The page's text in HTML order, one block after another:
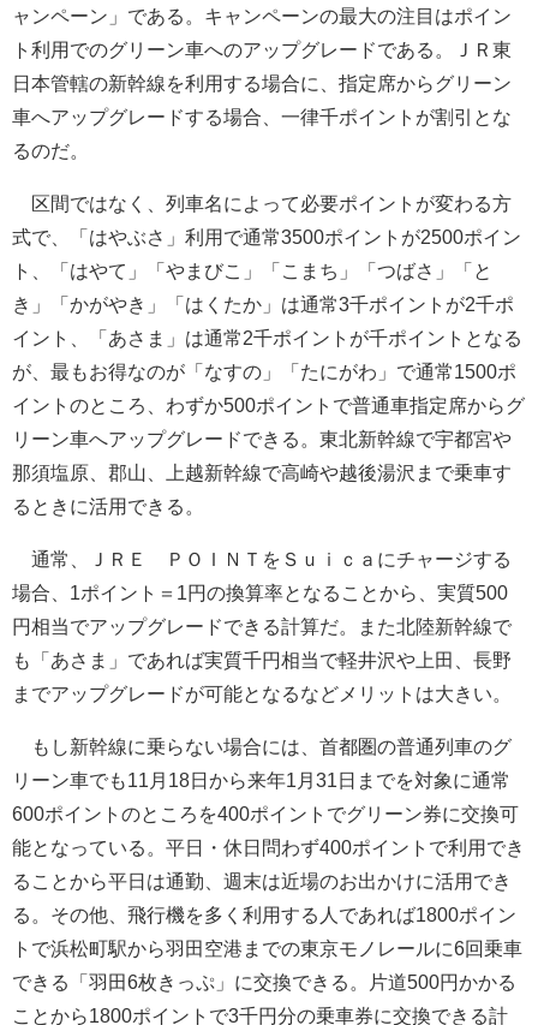
ャンペーン」である。キャンペーンの最大の注目はポイン
ト利用でのグリーン車へのアップグレードである。ＪＲ東
日本管轄の新幹線を利用する場合に、指定席からグリーン
車へアップグレードする場合、一律千ポイントが割引とな
るのだ。
区間ではなく、列車名によって必要ポイントが変わる方
式で、「はやぶさ」利用で通常3500ポイントが2500ポイン
ト、「はやて」「やまびこ」「こまち」「つばさ」「と
き」「かがやき」「はくたか」は通常3千ポイントが2千ポ
イント、「あさま」は通常2千ポイントが千ポイントとなる
が、最もお得なのが「なすの」「たにがわ」で通常1500ポ
イントのところ、わずか500ポイントで普通車指定席からグ
リーン車へアップグレードできる。東北新幹線で宇都宮や
那須塩原、郡山、上越新幹線で高崎や越後湯沢まで乗車す
るときに活用できる。
通常、ＪＲＥ ＰＯＩＮＴをＳｕｉｃａにチャージする
場合、1ポイント＝1円の換算率となることから、実質500
円相当でアップグレードできる計算だ。また北陸新幹線で
も「あさま」であれば実質千円相当で軽井沢や上田、長野
までアップグレードが可能となるなどメリットは大きい。
もし新幹線に乗らない場合には、首都圏の普通列車のグ
リーン車でも11月18日から来年1月31日までを対象に通常
600ポイントのところを400ポイントでグリーン券に交換可
能となっている。平日・休日問わず400ポイントで利用でき
ることから平日は通勤、週末は近場のお出かけに活用でき
る。その他、飛行機を多く利用する人であれば1800ポイン
トで浜松町駅から羽田空港までの東京モノレールに6回乗車
できる「羽田6枚きっぷ」に交換できる。片道500円かかる
ことから1800ポイントで3千円分の乗車券に交換できる計